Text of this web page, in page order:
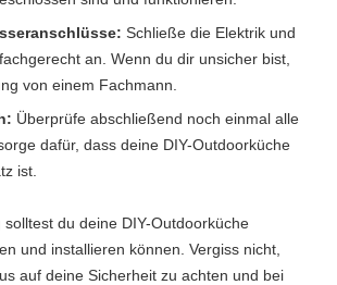
Schließe die Elektrik und
an. Wenn du dir unsicher bist,
von einem Fachmann.
Überprüfe abschließend noch einmal alle
dafür, dass deine DIY-Outdoorküche
ist.
solltest du deine DIY-Outdoorküche
und installieren können. Vergiss nicht,
auf deine Sicherheit zu achten und bei